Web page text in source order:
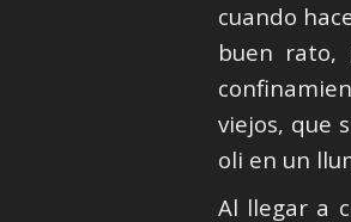
cuando
buen rato,
viejos, que
oli en un
Al llegar a